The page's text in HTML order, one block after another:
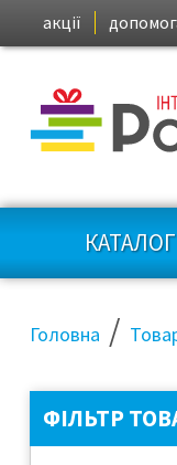
акції
Головна /
ФІЛЬТР